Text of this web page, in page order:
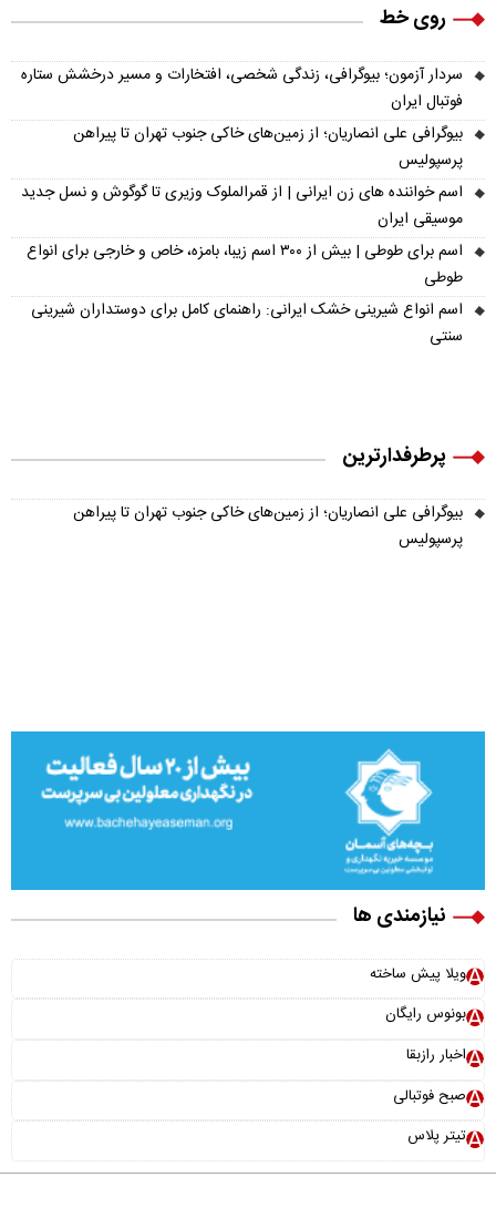
روی خط
سردار آزمون؛ بیوگرافی، زندگی شخصی، افتخارات و مسیر درخشش ستاره
فوتبال ایران
بیوگرافی علی انصاریان؛ از زمین‌های خاکی جنوب تهران تا پیراهن
پرسپولیس
اسم خواننده های زن ایرانی | از قمرالملوک وزیری تا گوگوش و نسل جدید
موسیقی ایران
اسم برای طوطی | بیش از ۳۰۰ اسم زیبا، بامزه، خاص و خارجی برای انواع
طوطی
اسم انواع شیرینی خشک ایرانی: راهنمای کامل برای دوستداران شیرینی
سنتی
پرطرفدارترین
بیوگرافی علی انصاریان؛ از زمین‌های خاکی جنوب تهران تا پیراهن
پرسپولیس
نیازمندی ها
ویلا پیش ساخته
بونوس رایگان
اخبار رازبقا
صبح فوتبالی
تیتر پلاس